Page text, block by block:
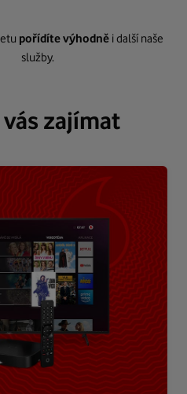
pořídíte výhodně i další naše
služby.
zajímat